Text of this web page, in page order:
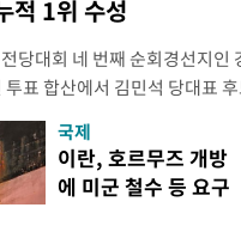
적 1위 수성
당대회 네 번째 순회경선지인
표 합산에서 김민석 당대표
얻어 승리했다. 전날 제주·인
후보가 앞섰다. 이에 따라 김
점하게됐다. 소병훈 민주당 중
북구 인터불고 엑스코 호텔에서
국제
이란, 호르무즈 개방
에 미군 철수 등 요구